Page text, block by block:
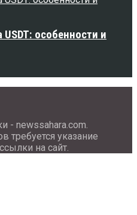
особенности и
- newssahara.com.
требуется указание
на сайт.